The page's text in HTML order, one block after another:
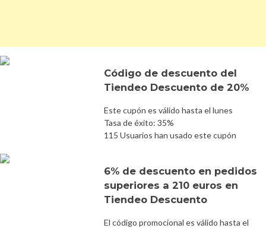
Código de descuento del
Tiendeo Descuento de 20%
Este cupón es válido hasta el lunes
Tasa de éxito: 35%
115 Usuarios han usado este cupón
6% de descuento en pedidos
superiores a 210 euros en
Tiendeo Descuento
El código promocional es válido hasta el